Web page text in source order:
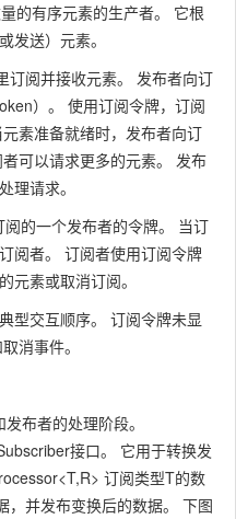
的有序元素的生产者。 它根
发送）元素。
订阅并接收元素。 发布者向订
）。 使用订阅令牌，订阅
素准备就绪时，发布者向订
可以请求更多的元素。 发布
理请求。
的一个发布者的令牌。 当订
阅者。 订阅者使用订阅令牌
元素或取消订阅。
型交互顺序。 订阅令牌未显
消事件。
布者的处理阶段。
接口。 它用于转换发
订阅类型T的数
，并发布变换后的数据。 下图